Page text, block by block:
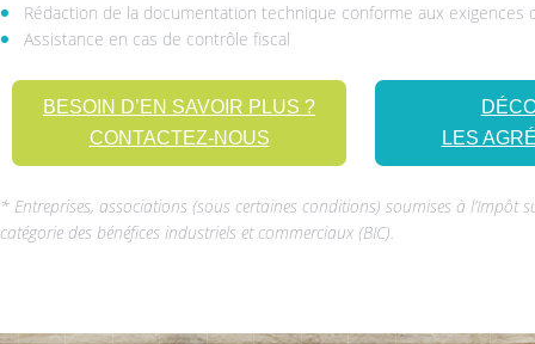
Rédaction de la documentation technique conforme aux exigences
Assistance en cas de contrôle fiscal
BESOIN D’EN SAVOIR PLUS ?
CONTACTEZ-NOUS
LES
* Entreprises, associations (sous certaines conditions) soumises à l’Impôt
catégorie des bénéfices industriels et commerciaux (BIC).